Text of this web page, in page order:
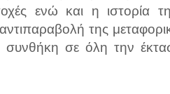
ενώ και η ιστορία
της
συνθήκη σε όλη την